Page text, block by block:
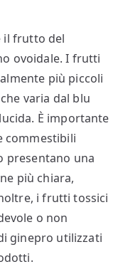
il frutto del
ovoidale. I frutti
più piccoli
varia dal blu
È importante
commestibili
presentano una
più chiara,
i frutti tossici
o non
ginepro utilizzati